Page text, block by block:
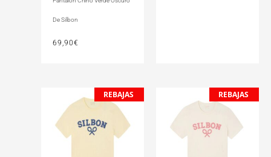
De Silbon
69,90€
REBAJAS
precio
original
era:
El
precio
actual
es:
REBAJAS
original
era:
El
precio
actual
es: